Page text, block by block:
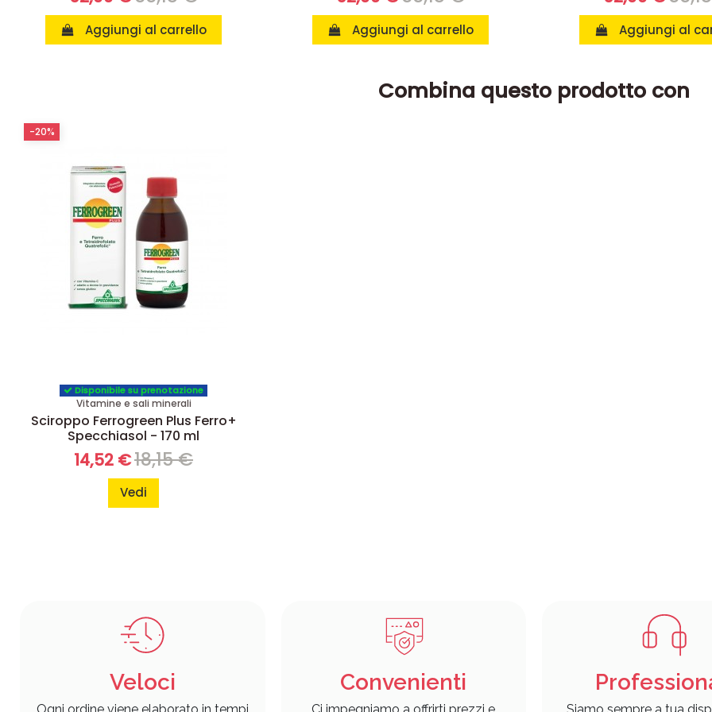
Aggiungi al carrello Aggiungi al carrello Aggiungi al
Combina questo prodotto con
Disponibile su prenotazione
Vitamine e sali minerali
Sciroppo Ferrogreen Plus Ferro+
Specchiasol - 170 ml
14,52 €18,15 €
Vedi
-20%
Veloci Convenienti